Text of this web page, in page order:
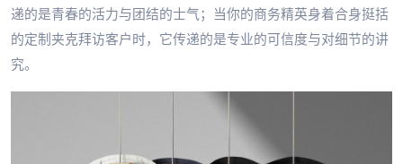
递的是青春的活力与团结的士气；当你的商务精英身着合身挺括
的定制夹克拜访客户时，它传递的是专业的可信度与对细节的讲
究。